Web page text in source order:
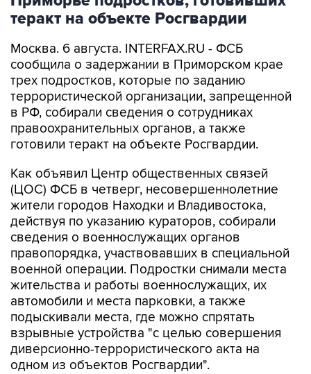
Москва. 6 августа. INTERFAX.RU - ФСБ
трех подростков, которые по заданию
террористической организации, запрещенной
в РФ, собирали сведения о сотрудниках
правоохранительных органов, а также
готовили теракт на объекте Росгвардии.
Как объявил Центр общественных связей
жители городов Находки и Владивостока,
действуя по указанию кураторов, собирали
сведения о военнослужащих органов
правопорядка, участвовавших в специальной
военной операции. Подростки снимали места
жительства и работы военнослужащих, их
автомобили и места парковки, а также
подыскивали места, где можно спрятать
взрывные устройства "с целью совершения
диверсионно-террористического акта на
одном из объектов Росгвардии".
Следственным отделом УФСБ по Приморскому